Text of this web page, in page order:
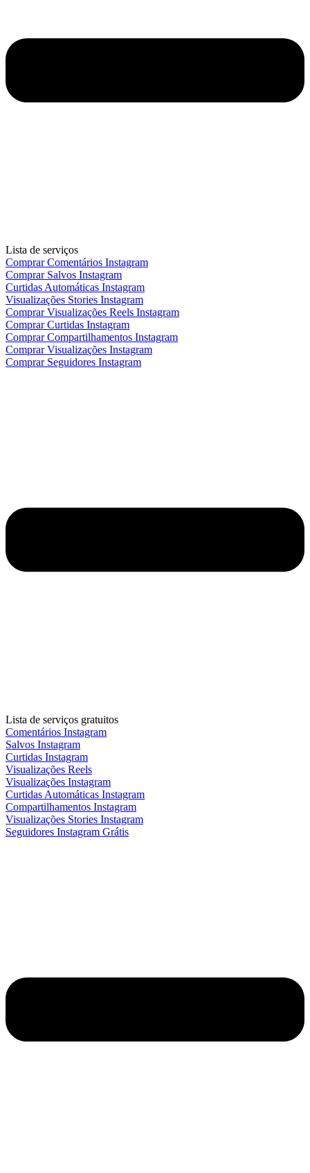
Lista de serviços
Comprar Comentários Instagram
Comprar Salvos Instagram
Curtidas Automáticas Instagram
Visualizações Stories Instagram
Comprar Visualizações Reels Instagram
Comprar Curtidas Instagram
Comprar Compartilhamentos Instagram
Comprar Visualizações Instagram
Comprar Seguidores Instagram
Lista de serviços gratuitos
Comentários Instagram
Salvos Instagram
Curtidas Instagram
Visualizações Reels
Visualizações Instagram
Curtidas Automáticas Instagram
Compartilhamentos Instagram
Visualizações Stories Instagram
Seguidores Instagram Grátis